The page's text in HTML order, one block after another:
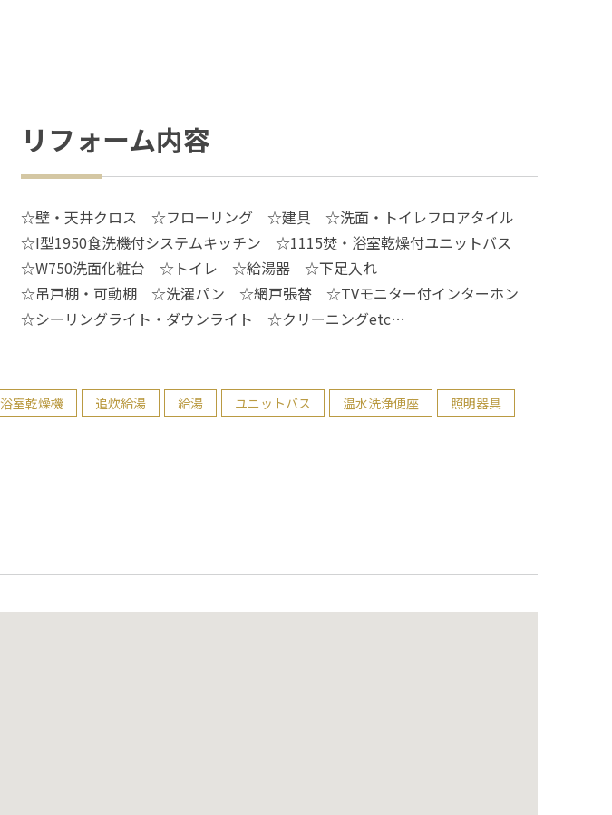
リフォーム内容
☆壁・天井クロス ☆フローリング ☆建具 ☆洗面・トイレフロアタイル
☆I型1950食洗機付システムキッチン ☆1115焚・浴室乾燥付ユニットバス
☆W750洗面化粧台 ☆トイレ ☆給湯器 ☆下足入れ
☆吊戸棚・可動棚 ☆洗濯パン ☆網戸張替 ☆TVモニター付インターホン
☆シーリングライト・ダウンライト ☆クリーニングetc…
浴室乾燥機 追炊給湯 給湯 ユニットバス 温水洗浄便座
照明器具